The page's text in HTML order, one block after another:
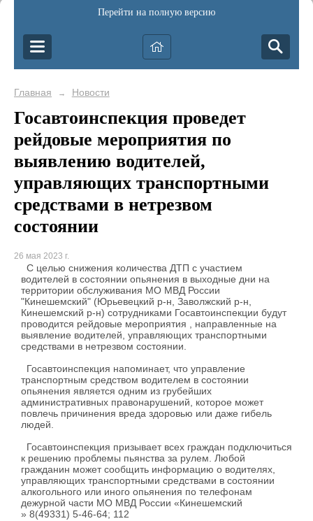
Перейти на полную версию
Главная → Новости
Госавтоинспекция проведет
рейдовые мероприятия по
выявлению водителей,
управляющих транспортными
средствами в нетрезвом
состоянии
26 мая 2023 г.
С целью снижения количества ДТП с участием
водителей в состоянии опьянения в выходные дни на
территории обслуживания МО МВД России
"Кинешемский" (Юрьевецкий р-н, Заволжский р-н,
Кинешемский р-н) сотрудниками Госавтоинспекции будут
проводится рейдовые мероприятия , направленные на
выявление водителей, управляющих транспортными
средствами в нетрезвом состоянии.
Госавтоинспекция напоминает, что управление
транспортным средством водителем в состоянии
опьянения является одним из грубейших
административных правонарушений, которое может
повлечь причинения вреда здоровью или даже гибель
людей.
Госавтоинспекция призывает всех граждан подключиться
к решению проблемы пьянства за рулем. Любой
гражданин может сообщить информацию о водителях,
управляющих транспортными средствами в состоянии
алкогольного или иного опьянения по телефонам
дежурной части МО МВД России «Кинешемский
» 8(49331) 5-46-64; 112